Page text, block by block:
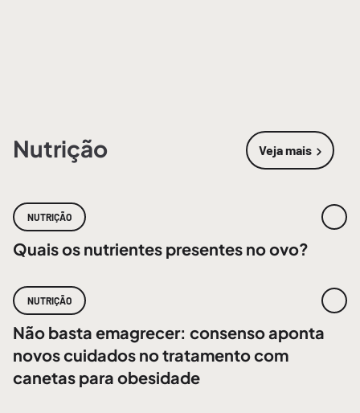
Nutrição Veja mais
sobre
NUTRIÇÃO
Quais os nutrientes presentes no ovo?
NUTRIÇÃO
Não basta emagrecer: consenso aponta
novos cuidados no tratamento com
canetas para obesidade